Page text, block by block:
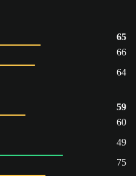
65
66
64
59
60
49
75